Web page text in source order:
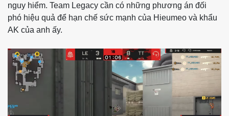
nguy hiểm. Team Legacy cần có những phương án đối
phó hiệu quả để hạn chế sức mạnh của Hieumeo và khẩu
AK của anh ấy.